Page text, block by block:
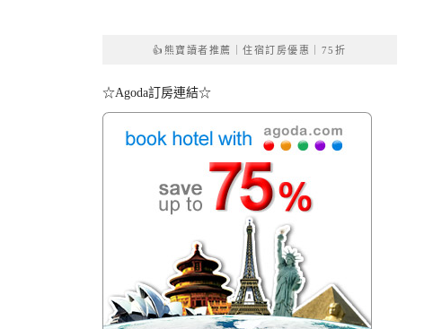
👍熊寶讀者推薦｜住宿訂房優惠｜75折
☆Agoda訂房連結☆